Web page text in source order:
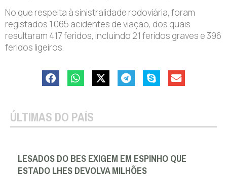
No que respeita à sinistralidade rodoviária, foram
registados 1.065 acidentes de viação, dos quais
resultaram 417 feridos, incluindo 21 feridos graves e 396
feridos ligeiros.
ÚLTIMAS DO PAÍS
LESADOS DO BES EXIGEM EM ESPINHO QUE
ESTADO LHES DEVOLVA MILHÕES